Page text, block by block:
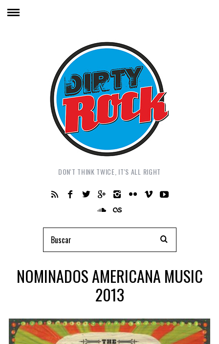
DON'T THINK TWICE, IT'S ALL RIGHT
NOMINADOS AMERICANA MUSIC
2013